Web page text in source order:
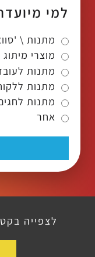
למי
מתנות \
מוצרי
מתנות
מתנות
מתנות
אחר
לצפייה